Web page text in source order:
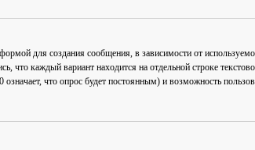
для создания сообщения, в зависимости от
каждый вариант находится на отдельной строке
что опрос будет постоянным) и возможность